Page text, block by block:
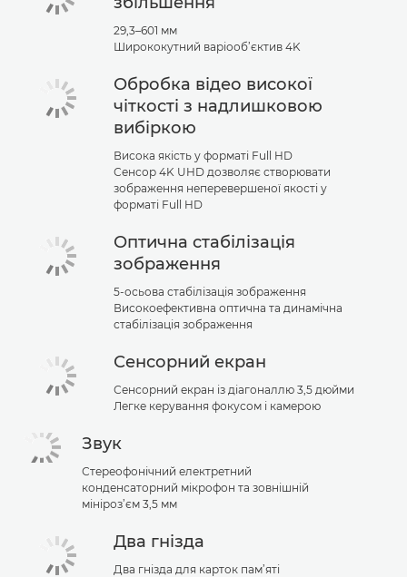
29,3–601 мм
Ширококутний варіооб’єктив 4K
Обробка відео високої
чіткості з надлишковою
вибіркою
Висока якість у форматі Full HD
Сенсор 4K UHD дозволяє створювати
зображення неперевершеної якості у
форматі Full HD
Оптична стабілізація
зображення
5-осьова стабілізація зображення
Високоефективна оптична та динамічна
стабілізація зображення
Сенсорний екран
Сенсорний екран із діагоналлю 3,5 дюйми
Легке керування фокусом і камерою
Звук
Стереофонічний електретний
конденсаторний мікрофон та зовнішній
мініроз’єм 3,5 мм
Два гнізда
Два гнізда для карток пам’яті